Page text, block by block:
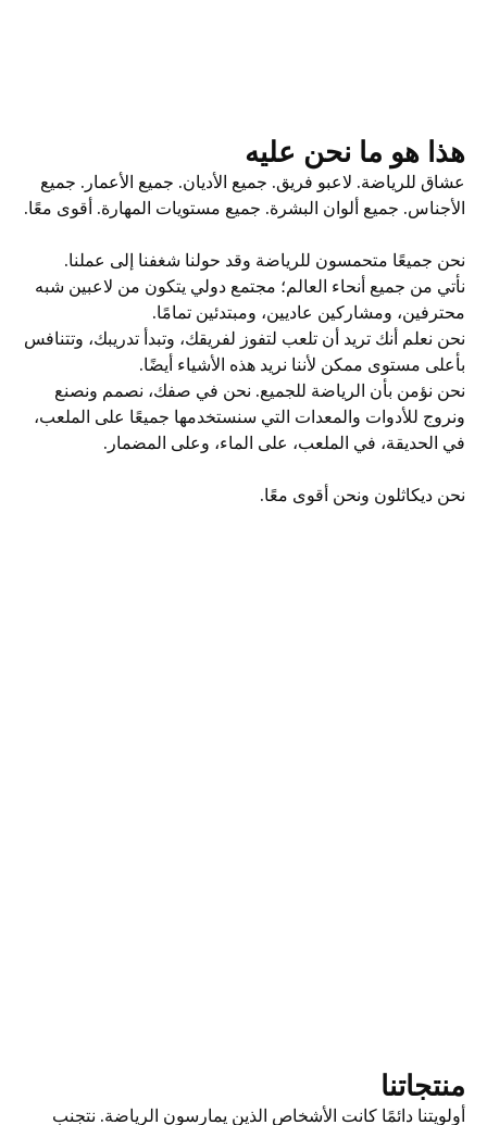
هذا هو ما نحن عليه
عشاق للرياضة. لاعبو فريق. جميع الأديان. جميع الأعمار. جميع
الأجناس. جميع ألوان البشرة. جميع مستويات المهارة. أقوى معًا.
نحن جميعًا متحمسون للرياضة وقد حولنا شغفنا إلى عملنا.
نأتي من جميع أنحاء العالم؛ مجتمع دولي يتكون من لاعبين شبه
محترفين، ومشاركين عاديين، ومبتدئين تمامًا.
نحن نعلم أنك تريد أن تلعب لتفوز لفريقك، وتبدأ تدريبك، وتتنافس
بأعلى مستوى ممكن لأننا نريد هذه الأشياء أيضًا.
نحن نؤمن بأن الرياضة للجميع. نحن في صفك، نصمم ونصنع
ونروج للأدوات والمعدات التي سنستخدمها جميعًا على الملعب،
في الحديقة، في الملعب، على الماء، وعلى المضمار.
نحن ديكاثلون ونحن أقوى معًا.
منتجاتنا
أولويتنا دائمًا كانت الأشخاص الذين يمارسون الرياضة. نتجنب